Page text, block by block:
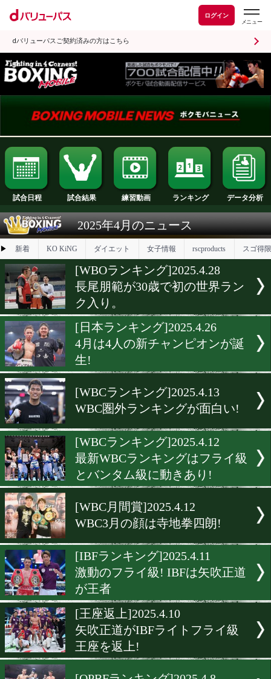
ログイン
dバリューパスご契約済みの方はこちら
試合日程 試合結果 練習動画 ランキング
2025年4月のニュース
▶ 新着 KO KiNG
[WBOランキング]2025.4.28
長尾朋範が30歳で初の世界
[日本ランキング]2025.4.26
4月は4人の新チャンピオン
生!
[WBCランキング]2025.4.13
WBC圏外ランキングが面
[WBCランキング]2025.4.12
最新WBCランキングはフ
とバンタム級に動きあり!
[WBC月間賞]2025.4.12
WBC3月の顔は寺地拳四朗!
[IBFランキング]2025.4.11